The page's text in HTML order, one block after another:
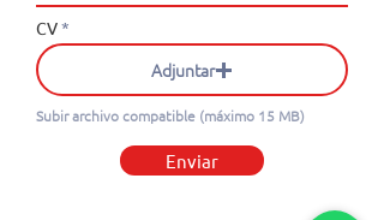
CV
Adjuntar
Subir archivo compatible (máximo 15 MB)
Enviar